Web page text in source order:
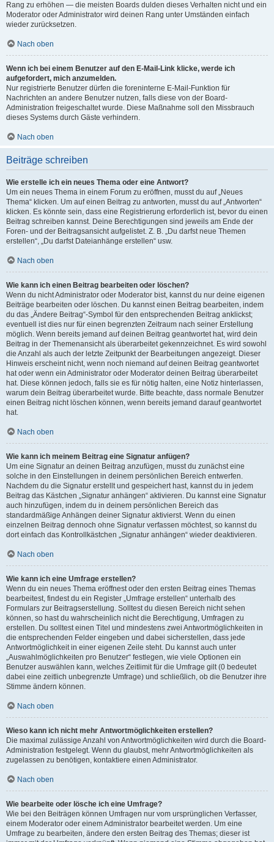
Rang zu erhöhen — die meisten Boards dulden dieses Verhalten nicht und ein
Moderator oder Administrator wird deinen Rang unter Umständen einfach
wieder zurücksetzen.
Nach oben
Wenn ich bei einem Benutzer auf den E-Mail-Link klicke, werde ich
aufgefordert, mich anzumelden.
Nur registrierte Benutzer dürfen die foreninterne E-Mail-Funktion für
Nachrichten an andere Benutzer nutzen, falls diese von der Board-
Administration freigeschaltet wurde. Diese Maßnahme soll den Missbrauch
dieses Systems durch Gäste verhindern.
Nach oben
Beiträge schreiben
Wie erstelle ich ein neues Thema oder eine Antwort?
Um ein neues Thema in einem Forum zu eröffnen, musst du auf „Neues
Thema“ klicken. Um auf einen Beitrag zu antworten, musst du auf „Antworten“
klicken. Es könnte sein, dass eine Registrierung erforderlich ist, bevor du einen
Beitrag schreiben kannst. Deine Berechtigungen sind jeweils am Ende der
Foren- und der Beitragsansicht aufgelistet. Z. B. „Du darfst neue Themen
erstellen“, „Du darfst Dateianhänge erstellen“ usw.
Nach oben
Wie kann ich einen Beitrag bearbeiten oder löschen?
Wenn du nicht Administrator oder Moderator bist, kannst du nur deine eigenen
Beiträge bearbeiten oder löschen. Du kannst einen Beitrag bearbeiten, indem
du das „Ändere Beitrag“-Symbol für den entsprechenden Beitrag anklickst;
eventuell ist dies nur für einen begrenzten Zeitraum nach seiner Erstellung
möglich. Wenn bereits jemand auf deinen Beitrag geantwortet hat, wird dein
Beitrag in der Themenansicht als überarbeitet gekennzeichnet. Es wird sowohl
die Anzahl als auch der letzte Zeitpunkt der Bearbeitungen angezeigt. Dieser
Hinweis erscheint nicht, wenn noch niemand auf deinen Beitrag geantwortet
hat oder wenn ein Administrator oder Moderator deinen Beitrag überarbeitet
hat. Diese können jedoch, falls sie es für nötig halten, eine Notiz hinterlassen,
warum dein Beitrag überarbeitet wurde. Bitte beachte, dass normale Benutzer
einen Beitrag nicht löschen können, wenn bereits jemand darauf geantwortet
hat.
Nach oben
Wie kann ich meinem Beitrag eine Signatur anfügen?
Um eine Signatur an deinen Beitrag anzufügen, musst du zunächst eine
solche in den Einstellungen in deinem persönlichen Bereich entwerfen.
Nachdem du die Signatur erstellt und gespeichert hast, kannst du in jedem
Beitrag das Kästchen „Signatur anhängen“ aktivieren. Du kannst eine Signatur
auch hinzufügen, indem du in deinem persönlichen Bereich das
standardmäßige Anhängen deiner Signatur aktivierst. Wenn du einen
einzelnen Beitrag dennoch ohne Signatur verfassen möchtest, so kannst du
dort einfach das Kontrollkästchen „Signatur anhängen“ wieder deaktivieren.
Nach oben
Wie kann ich eine Umfrage erstellen?
Wenn du ein neues Thema eröffnest oder den ersten Beitrag eines Themas
bearbeitest, findest du ein Register „Umfrage erstellen“ unterhalb des
Formulars zur Beitragserstellung. Solltest du diesen Bereich nicht sehen
können, so hast du wahrscheinlich nicht die Berechtigung, Umfragen zu
erstellen. Du solltest einen Titel und mindestens zwei Antwortmöglichkeiten in
die entsprechenden Felder eingeben und dabei sicherstellen, dass jede
Antwortmöglichkeit in einer eigenen Zeile steht. Du kannst auch unter
„Auswahlmöglichkeiten pro Benutzer“ festlegen, wie viele Optionen ein
Benutzer auswählen kann, welches Zeitlimit für die Umfrage gilt (0 bedeutet
dabei eine zeitlich unbegrenzte Umfrage) und schließlich, ob die Benutzer ihre
Stimme ändern können.
Nach oben
Wieso kann ich nicht mehr Antwortmöglichkeiten erstellen?
Die maximal zulässige Anzahl von Antwortmöglichkeiten wird durch die Board-
Administration festgelegt. Wenn du glaubst, mehr Antwortmöglichkeiten als
zugelassen zu benötigen, kontaktiere einen Administrator.
Nach oben
Wie bearbeite oder lösche ich eine Umfrage?
Wie bei den Beiträgen können Umfragen nur vom ursprünglichen Verfasser,
einem Moderator oder einem Administrator bearbeitet werden. Um eine
Umfrage zu bearbeiten, ändere den ersten Beitrag des Themas; dieser ist